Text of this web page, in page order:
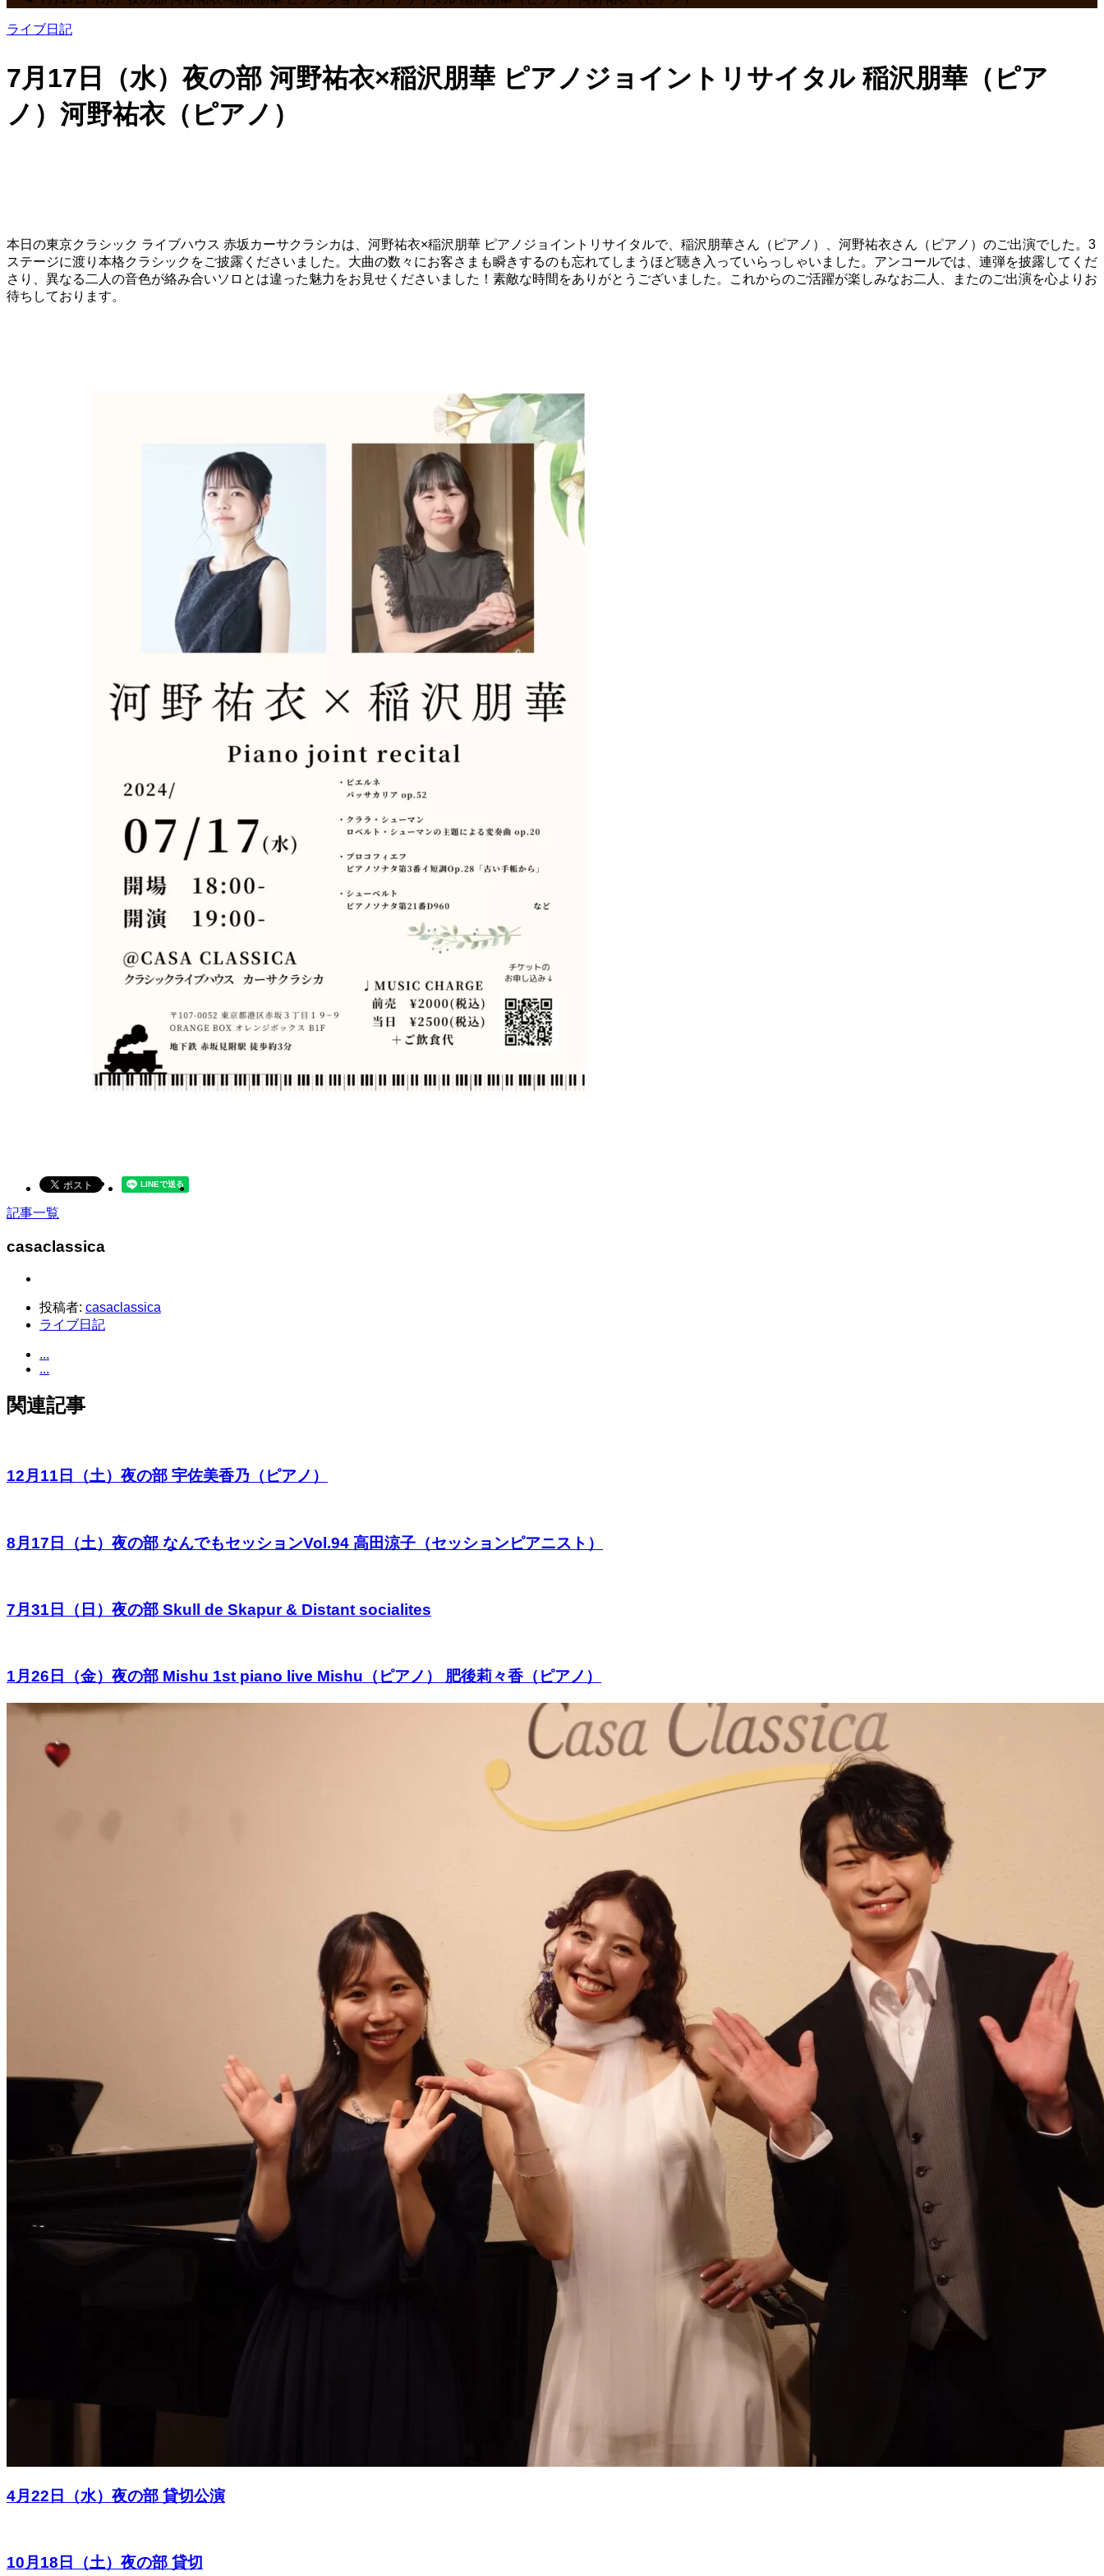
ライブ日記
7月17日（水）夜の部 河野祐衣×稲沢朋華 ピアノジョイントリサイタル 稲沢朋華（ピア
ノ）河野祐衣（ピアノ）
本日の東京クラシック ライブハウス 赤坂カーサクラシカは、河野祐衣×稲沢朋華 ピアノジョイントリサイタルで、稲沢朋華さん（ピアノ）、河野祐衣さん（ピアノ）のご出演でした。3
ステージに渡り本格クラシックをご披露くださいました。大曲の数々にお客さまも瞬きするのも忘れてしまうほど聴き入っていらっしゃいました。アンコールでは、連弾を披露してくだ
さり、異なる二人の音色が絡み合いソロとは違った魅力をお見せくださいました！素敵な時間をありがとうございました。これからのご活躍が楽しみなお二人、またのご出演を心よりお
待ちしております。
記事一覧
casaclassica
投稿者: casaclassica
ライブ日記
...
...
関連記事
12月11日（土）夜の部 宇佐美香乃（ピアノ）
8月17日（土）夜の部 なんでもセッションVol.94 高田涼子（セッションピアニスト）
7月31日（日）夜の部 Skull de Skapur & Distant socialites
1月26日（金）夜の部 Mishu 1st piano live Mishu（ピアノ） 肥後莉々香（ピアノ）
4月22日（水）夜の部 貸切公演
10月18日（土）夜の部 貸切